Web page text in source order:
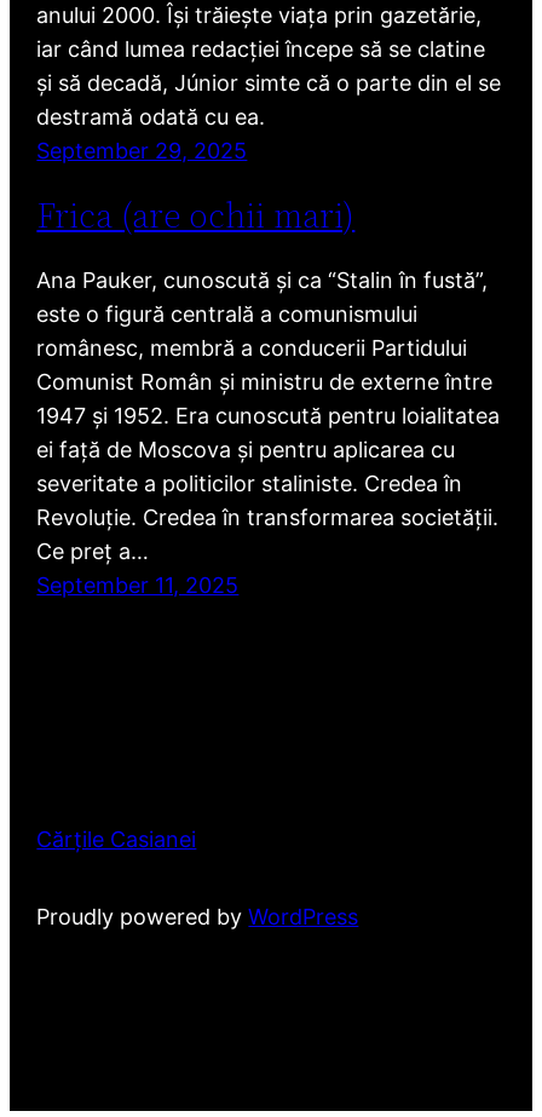
anului 2000. Își trăiește viața prin gazetărie,
iar când lumea redacției începe să se clatine
și să decadă, Júnior simte că o parte din el se
destramă odată cu ea.
September 29, 2025
Frica (are ochii mari)
Ana Pauker, cunoscută și ca “Stalin în fustă”,
este o figură centrală a comunismului
românesc, membră a conducerii Partidului
Comunist Român și ministru de externe între
1947 și 1952. Era cunoscută pentru loialitatea
ei față de Moscova și pentru aplicarea cu
severitate a politicilor staliniste. Credea în
Revoluție. Credea în transformarea societății.
Ce preț a…
September 11, 2025
Cărțile Casianei
Proudly powered byWordPress